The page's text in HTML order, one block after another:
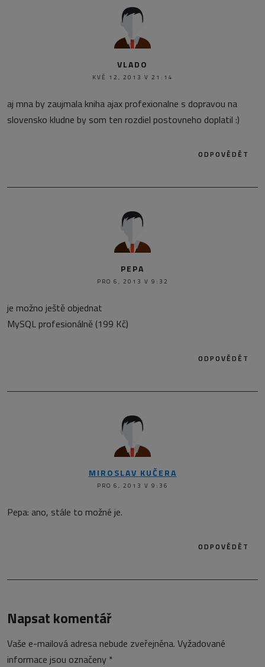
VLADO
KVĚ 12, 2013 V 21:14
aj mna by zaujmala kniha ajax profexionalne s dopravou na
slovensko kludne by som ten rozdiel postovneho doplatil :)
ODPOVĚDĚT
PEPA
PRO 6, 2013 V 9:32
je možno ještě objednat
MySQL profesionálně (199 Kč)
ODPOVĚDĚT
MIROSLAV KUČERA
PRO 6, 2013 V 9:36
Pepa: ano, stále to možné je.
ODPOVĚDĚT
Napsat komentář
Vaše e-mailová adresa nebude zveřejněna. Vyžadované
informace jsou označeny *